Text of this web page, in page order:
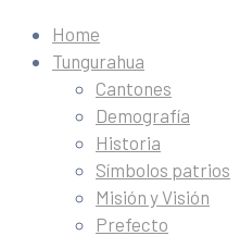
Home
Tungurahua
Cantones
Demografía
Historia
Símbolos patrios
Misión y Visión
Prefecto